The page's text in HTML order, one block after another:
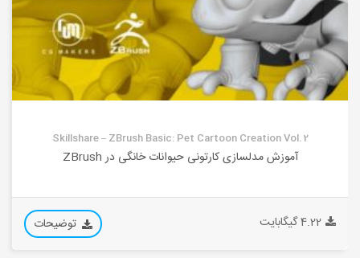
Skillshare – ZBrush Basic: Pet Cartoon Creation Vol. 2
آموزش مدلسازی کارتونی حیوانات خانگی در ZBrush
4.22 گیگابایت توضیحات